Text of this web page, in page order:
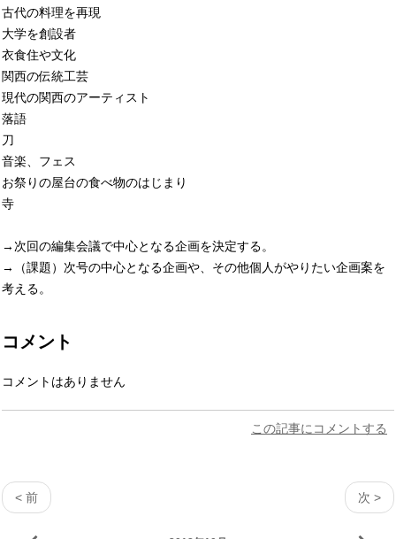
古代の料理を再現
大学を創設者
衣食住や文化
関西の伝統工芸
現代の関西のアーティスト
落語
刀
音楽、フェス
お祭りの屋台の食べ物のはじまり
寺
→次回の編集会議で中心となる企画を決定する。
→（課題）次号の中心となる企画や、その他個人がやりたい企画案を
考える。
コメント
コメントはありません
この記事にコメントする
< 前 次 >